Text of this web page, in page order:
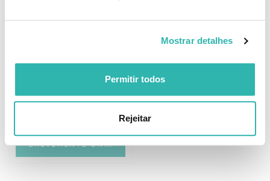
Mostrar detalhes
Permitir todos
Rejeitar
Apivita Mini Bees Shampoo
10.
BREVEMENTE ONLINE